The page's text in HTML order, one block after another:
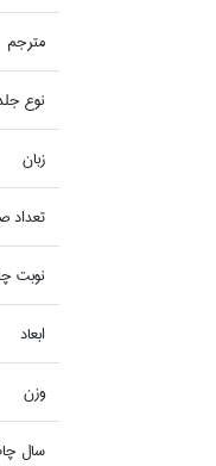
مترجم
نوع
زبان
تعداد
نوبت
ابعاد
وزن
سال